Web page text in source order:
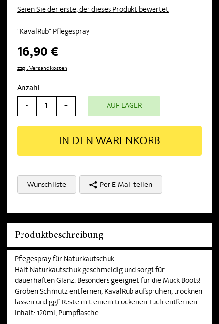
Seien Sie der erste, der dieses Produkt bewertet
"KavalRub" Pflegespray
16,90 €
zzgl. Versandkosten
Anzahl
- + AUF LAGER
IN DEN WARENKORB
Wunschliste Per E-Mail teilen
Produktbeschreibung
Pflegespray für Naturkautschuk
Hält Naturkautschuk geschmeidig und sorgt für
dauerhaften Glanz. Besonders geeignet für die Muck Boots!
Groben Schmutz entfernen, KavalRub aufsprühen, trocknen
lassen und ggf. Reste mit einem trockenen Tuch entfernen.
Inhalt: 120ml, Pumpflasche